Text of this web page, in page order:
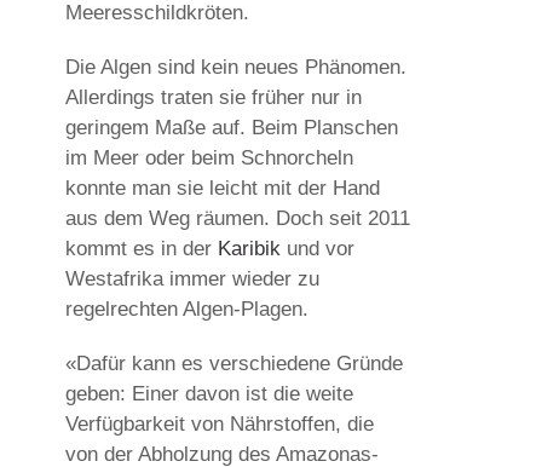
Meeresschildkröten.
Die Algen sind kein neues Phänomen.
Allerdings traten sie früher nur in
geringem Maße auf. Beim Planschen
im Meer oder beim Schnorcheln
konnte man sie leicht mit der Hand
aus dem Weg räumen. Doch seit 2011
kommt es in der Karibik und vor
Westafrika immer wieder zu
regelrechten Algen-Plagen.
«Dafür kann es verschiedene Gründe
geben: Einer davon ist die weite
Verfügbarkeit von Nährstoffen, die
von der Abholzung des Amazonas-